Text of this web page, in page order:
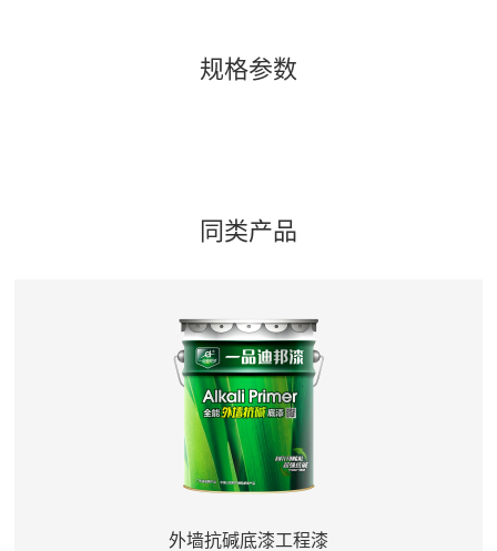
规格参数
同类产品
外墙抗碱底漆工程漆